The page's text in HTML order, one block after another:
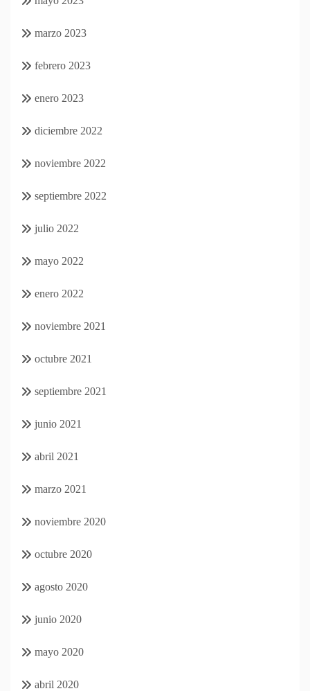
marzo 2023
febrero 2023
enero 2023
diciembre 2022
noviembre 2022
septiembre 2022
julio 2022
mayo 2022
enero 2022
noviembre 2021
octubre 2021
septiembre 2021
junio 2021
abril 2021
marzo 2021
noviembre 2020
octubre 2020
agosto 2020
junio 2020
mayo 2020
abril 2020